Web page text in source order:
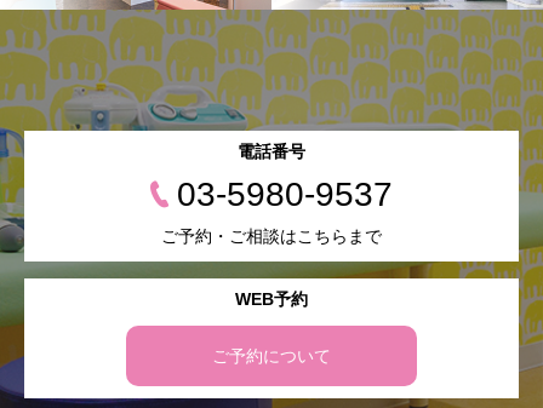
WEB予約
ご予約について
電話番号
03-5980-9537
ご予約・ご相談はこちらまで